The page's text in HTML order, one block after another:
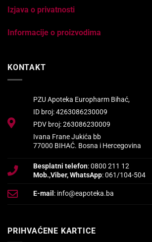
Izjava o privatnosti
Informacije o proizvodima
KONTAKT
PZU Apoteka Europharm Bihać,
ID broj: 4263086230009
PDV broj: 263086230009
Ivana Frane Jukića bb
77000 BIHAĆ. Bosna i Hercegovina
Besplatni telefon: 0800 211 12
Mob.,Viber, WhatsApp: 061/104-504
E-mail : info@eapoteka.ba
PRIHVAĆENE KARTICE